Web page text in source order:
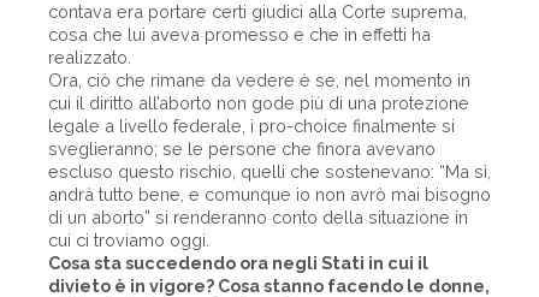
contava era portare certi giudici alla Corte suprema,
cosa che lui aveva promesso e che in effetti ha
realizzato.
Ora, ciò che rimane da vedere è se, nel momento in
cui il diritto all’aborto non gode più di una protezione
legale a livello federale, i pro-choice finalmente si
sveglieranno; se le persone che finora avevano
escluso questo rischio, quelli che sostenevano: “Ma sì,
andrà tutto bene, e comunque io non avrò mai bisogno
di un aborto” si renderanno conto della situazione in
cui ci troviamo oggi.
Cosa sta succedendo ora negli Stati in cui il
divieto è in vigore? Cosa stanno facendo le donne,